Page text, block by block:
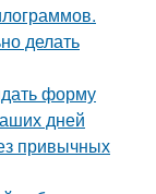
делать
форму
дней
привычных